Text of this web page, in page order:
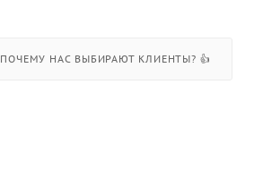
ПОЧЕМУ НАС ВЫБИРАЮТ КЛИЕНТЫ? 👍